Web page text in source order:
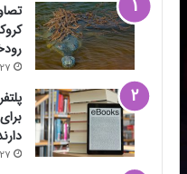
27 اردیبهشت 1401
27 اردیبهشت 1401